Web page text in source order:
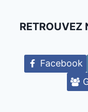
RETROUVEZ
Facebook